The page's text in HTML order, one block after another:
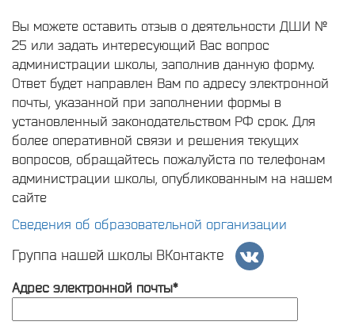
Вы можете оставить отзыв о деятельности ДШИ №
25 или задать интересующий Вас вопрос
администрации школы, заполнив данную форму.
Ответ будет направлен Вам по адресу электронной
почты, указанной при заполнении формы в
установленный законодательством РФ срок. Для
более оперативной связи и решения текущих
вопросов, обращайтесь пожалуйста по телефонам
администрации школы, опубликованным на нашем
сайте
Сведения об образовательной организации
Группа нашей школы ВКонтакте
Адрес электронной почты*